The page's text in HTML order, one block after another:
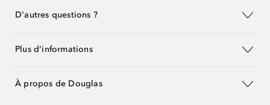
D'autres questions ?
Plus d'informations
À propos de Douglas